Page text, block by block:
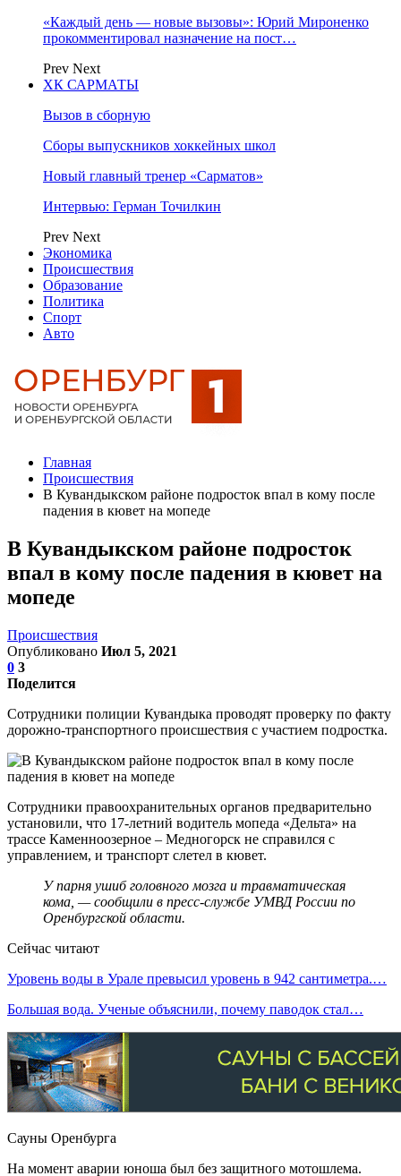
«Каждый день — новые вызовы»: Юрий Мироненко
прокомментировал назначение на пост…
Prev Next
ХК САРМАТЫ
Вызов в сборную
Сборы выпускников хоккейных школ
Новый главный тренер «Сарматов»
Интервью: Герман Точилкин
Prev Next
Экономика
Происшествия
Образование
Политика
Спорт
Авто
Главная
Происшествия
В Кувандыкском районе подросток впал в кому после
падения в кювет на мопеде
В Кувандыкском районе подросток
впал в кому после падения в кювет на
мопеде
Происшествия
Опубликовано Июл 5, 2021
0 3
Поделится
Сотрудники полиции Кувандыка проводят проверку по факту
дорожно-транспортного происшествия с участием подростка.
Сотрудники правоохранительных органов предварительно
установили, что 17-летний водитель мопеда «Дельта» на
трассе Каменноозерное – Медногорск не справился с
управлением, и транспорт слетел в кювет.
У парня ушиб головного мозга и травматическая
кома, — сообщили в пресс-службе УМВД России по
Оренбургской области.
Сейчас читают
Уровень воды в Урале превысил уровень в 942 сантиметра.…
Большая вода. Ученые объяснили, почему паводок стал…
Сауны Оренбурга
На момент аварии юноша был без защитного мотошлема.